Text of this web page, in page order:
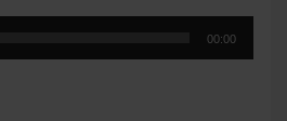
00:00